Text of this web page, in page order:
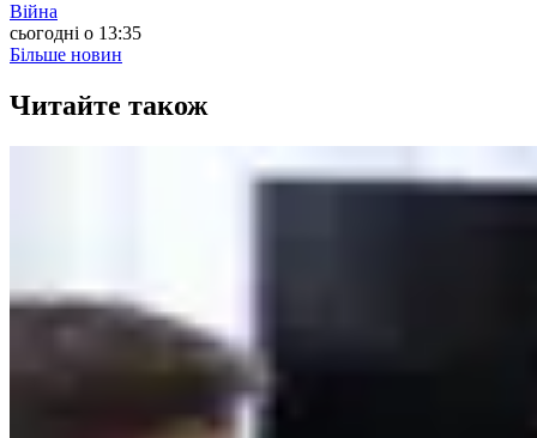
Війна
сьогодні о 13:35
Більше новин
Читайте також